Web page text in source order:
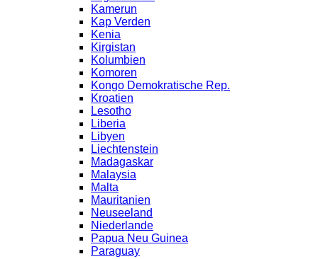
Kamerun
Kap Verden
Kenia
Kirgistan
Kolumbien
Komoren
Kongo Demokratische Rep.
Kroatien
Lesotho
Liberia
Libyen
Liechtenstein
Madagaskar
Malaysia
Malta
Mauritanien
Neuseeland
Niederlande
Papua Neu Guinea
Paraguay